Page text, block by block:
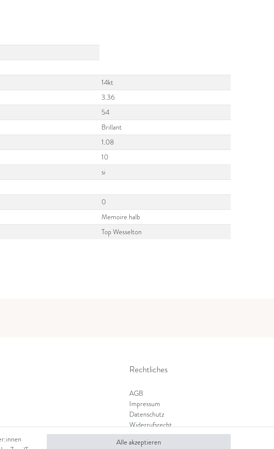
14kt
3.36
54
Brillant
1.08
10
si
0
Memoire halb
Top Wesselton
Rechtliches
AGB
Impressum
Datenschutz
Widerrufsrecht
Zahlung und Versand
Widerrufsformular
Alle akzeptieren